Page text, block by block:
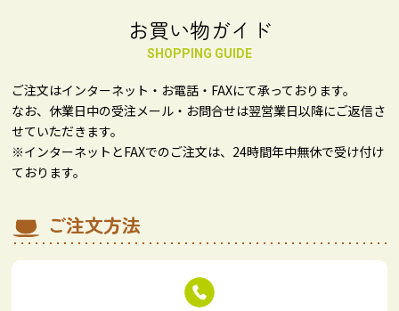
お買い物ガイド
SHOPPING GUIDE
ご注文はインターネット・お電話・FAXにて承っております。
なお、休業日中の受注メール・お問合せは翌営業日以降にご返信さ
せていただきます。
※インターネットとFAXでのご注文は、24時間年中無休で受け付け
ております。
ご注文方法